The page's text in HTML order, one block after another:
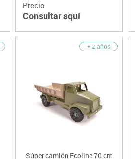
Precio
Consultar aquí
+ 2 años
Súper camión Ecoline 70 cm